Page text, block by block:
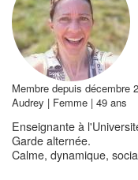
Membre depuis décembre
Audrey | Femme | 49 ans
Enseignante à
Garde alternée.
Calme, dynamique,